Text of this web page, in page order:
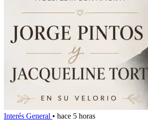
Interés General • hace 5 horas